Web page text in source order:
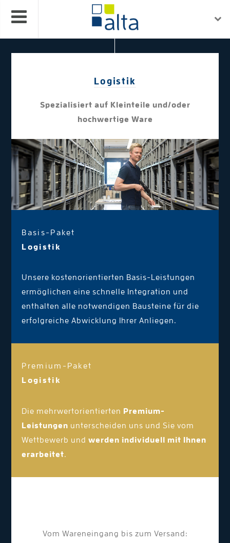
Logistik
Spezialisiert auf Kleinteile und/oder
hochwertige Ware
Basis-Paket
Logistik
Unsere kostenorientierten Basis-Leistungen
ermöglichen eine schnelle Integration und
enthalten alle notwendigen Bausteine für die
erfolgreiche Abwicklung Ihrer Anliegen.
Premium-Paket
Logistik
Die mehrwertorientierten Premium-
Leistungen unterscheiden uns und Sie vom
Wettbewerb undwerden individuell mit Ihnen
erarbeitet.
Vom Wareneingang bis zum Versand: